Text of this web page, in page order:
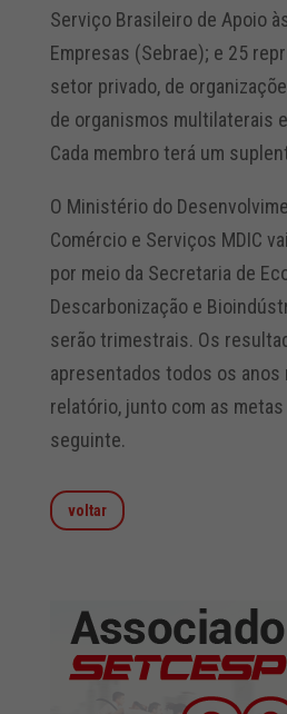
Serviço Brasileiro de Apoio
Empresas (Sebrae); e 25
setor privado, de
de organismos multilaterais
Cada membro terá um
O Ministério do
Comércio e Serviços MDIC
por meio da Secretaria de
Descarbonização e
serão trimestrais. Os
apresentados todos os anos
relatório, junto com as metas
seguinte.
voltar